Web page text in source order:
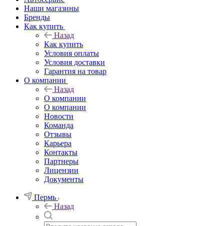
Наши магазины
Бренды
Как купить
Назад
Как купить
Условия оплаты
Условия доставки
Гарантия на товар
О компании
Назад
О компании
О компании
Новости
Команда
Отзывы
Карьера
Контакты
Партнеры
Лицензии
Документы
Пермь
Назад